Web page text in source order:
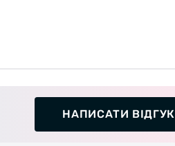
НАПИСАТИ ВІДГУК